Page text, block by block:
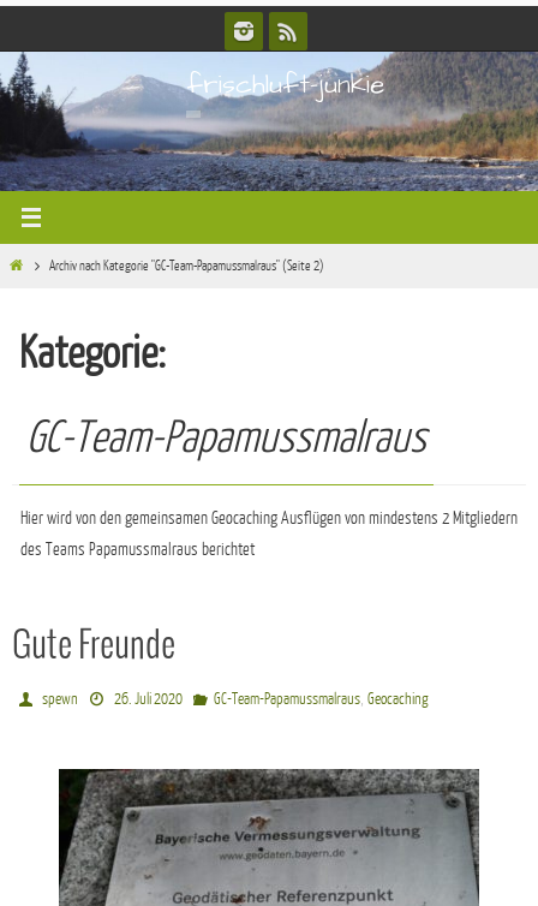
Inhalt
springen
frischluft-junkie
Start Archiv nach Kategorie "GC-Team-Papamussmalraus"(Seite 2)
Kategorie:
GC-Team-Papamussmalraus
Hier wird von den gemeinsamen Geocaching Ausflügen von mindestens 2 Mitgliedern
des Teams Papamussmalraus berichtet
Gute Freunde
spewn 26. Juli 2020 GC-Team-Papamussmalraus, Geocaching